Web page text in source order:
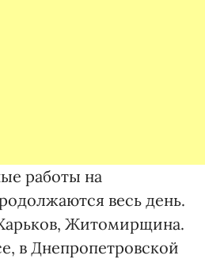
работы на
весь день.
Житомирщина.
в Днепропетровской